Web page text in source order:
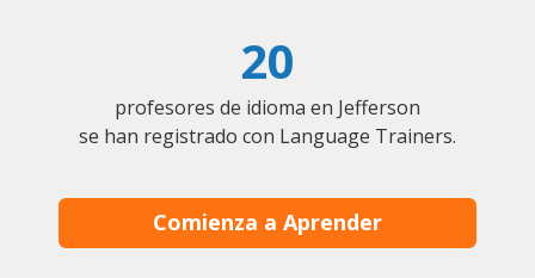
20
profesores de idioma en Jefferson
se han registrado con Language Trainers.
Comienza a Aprender